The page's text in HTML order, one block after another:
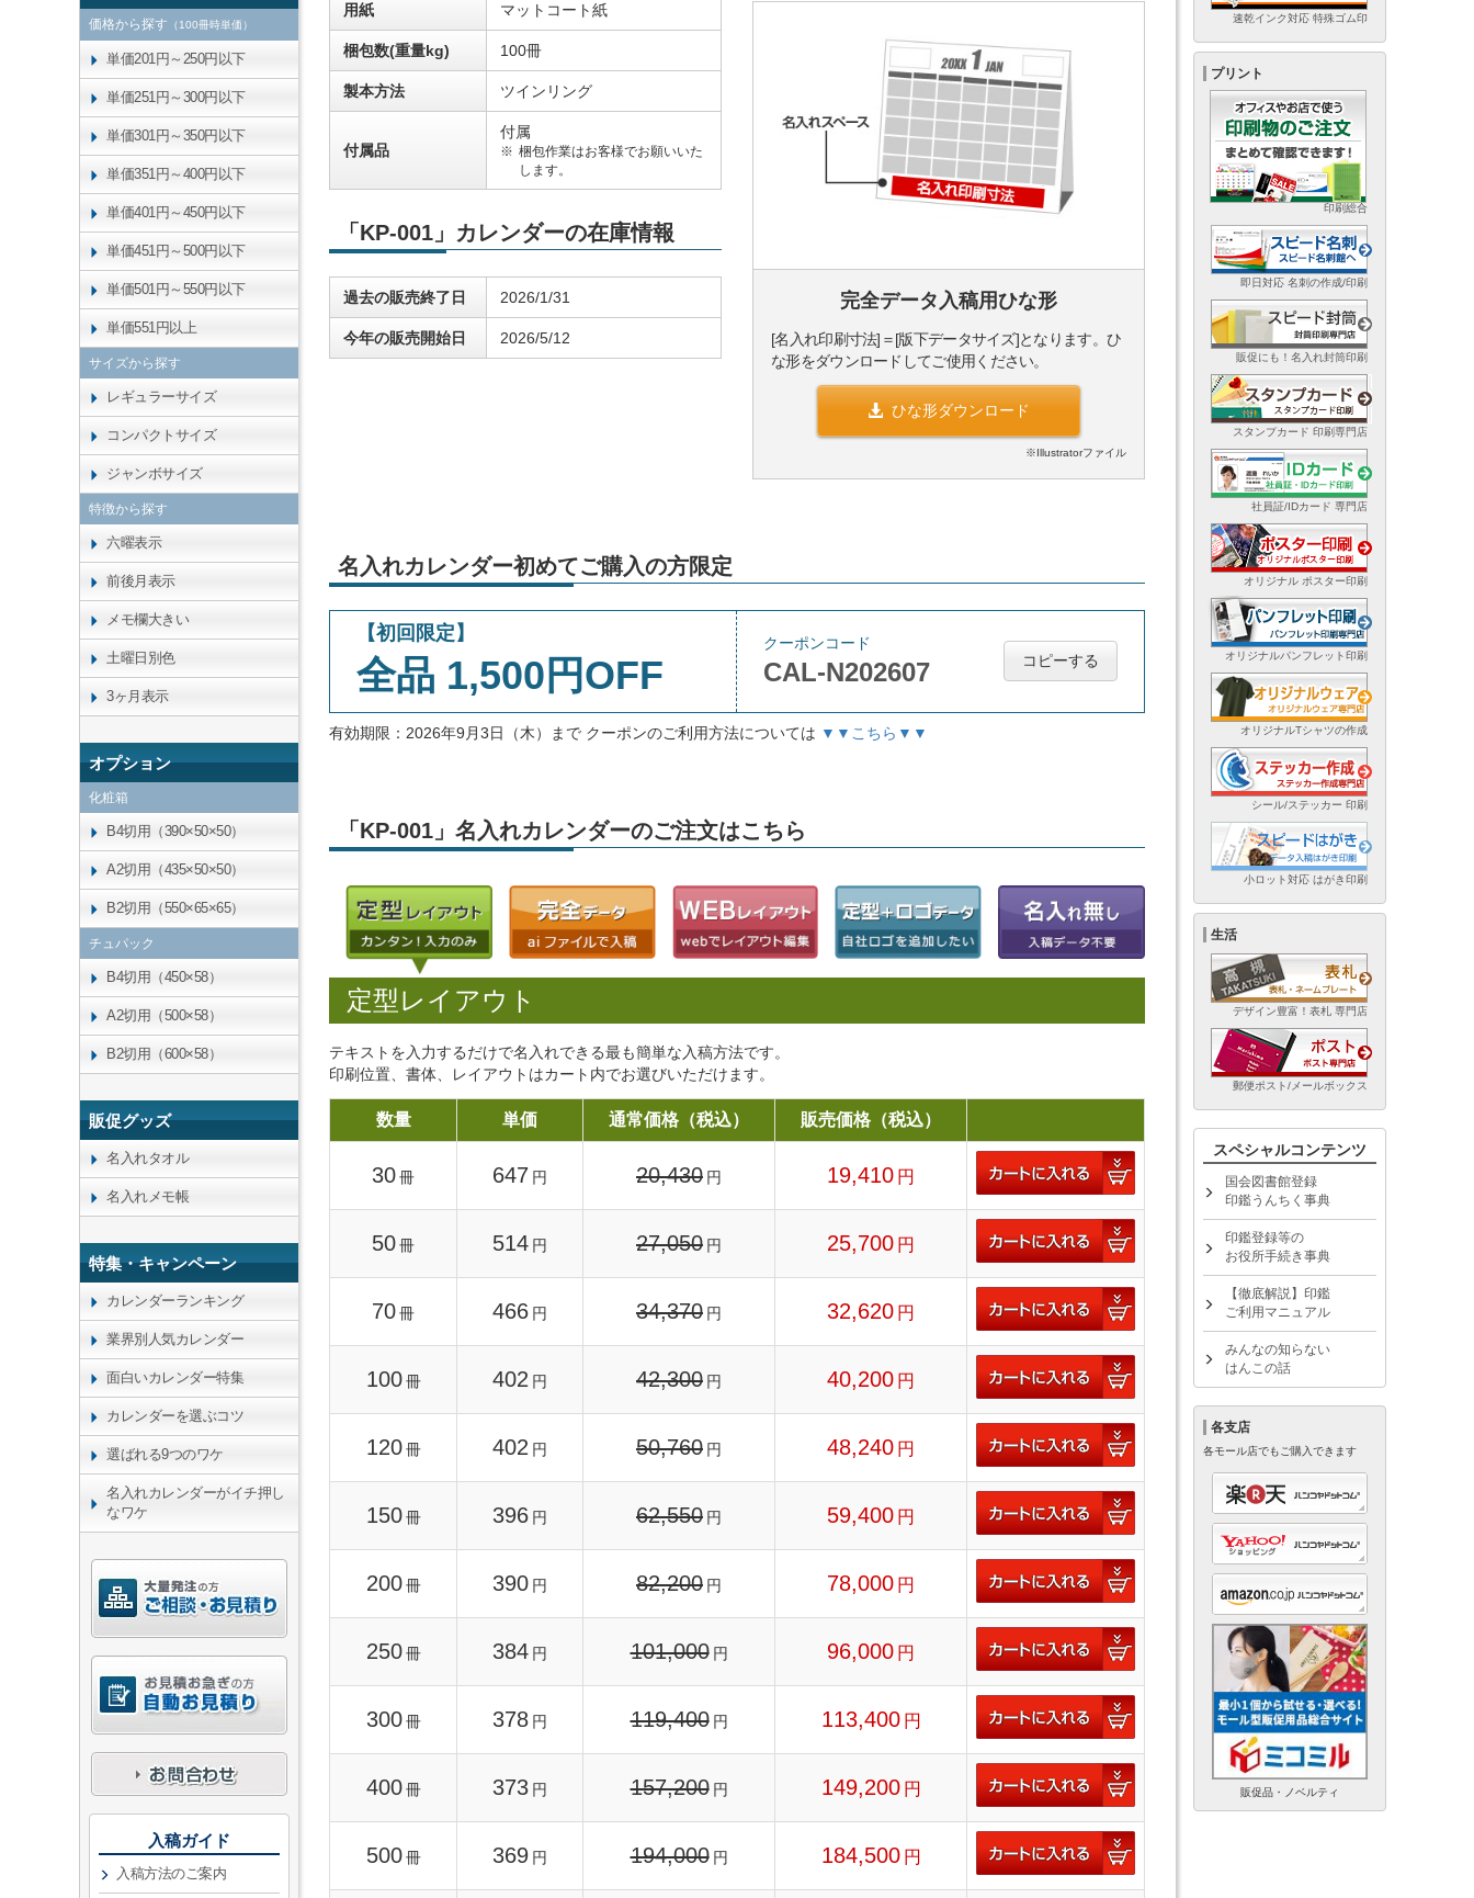
用紙 マットコート紙
梱包数(重量kg) 100冊
製本方法 ツインリング
付属品
付属
梱包作業はお客様でお願いいた
します。
「KP-001」カレンダーの在庫情報
過去の販売終了日 2026/1/31
今年の販売開始日 2026/5/12
完全データ入稿用ひな形
[名入れ印刷寸法]＝[版下データサイズ]となります。ひ
な形をダウンロードしてご使用ください。
ひな形ダウンロード
※Illustratorファイル
名入れカレンダー初めてご購入の方限定
【初回限定】
全品 1,500円OFF
クーポンコード
CAL-N202607 コピーする
有効期限：2026年9月3日（木）まで クーポンのご利用方法については ▼▼こちら▼▼
「KP-001」名入れカレンダーのご注文はこちら
定型レイアウト
テキストを入力するだけで名入れできる最も簡単な入稿方法です。
印刷位置、書体、レイアウトはカート内でお選びいただけます。
数量 単価 通常価格（税込） 販売価格（税込）
30冊 647 円 20,430 円 19,410 円
50冊 514 円 27,050 円 25,700 円
70冊 466 円 34,370 円 32,620 円
100 冊 402 円 42,300 円 40,200 円
120 冊 402 円 50,760 円 48,240 円
150 冊 396 円 62,550 円 59,400 円
200 冊 390 円 82,200 円 78,000 円
250 冊 384 円 101,000 円 96,000 円
300 冊 378 円 119,400 円 113,400 円
400 冊 373 円 157,200 円 149,200 円
500 冊 369 円 194,000 円 184,500 円
価格から探す （100冊時単価）
単価201円～250円以下
単価251円～300円以下
単価301円～350円以下
単価351円～400円以下
単価401円～450円以下
単価451円～500円以下
単価501円～550円以下
単価551円以上
サイズから探す
レギュラーサイズ
コンパクトサイズ
ジャンボサイズ
特徴から探す
六曜表示
前後月表示
メモ欄大きい
土曜日別色
3ヶ月表示
オプション
化粧箱
B4切用（390×50×50）
A2切用（435×50×50）
B2切用（550×65×65）
チュパック
B4切用（450×58）
A2切用（500×58）
B2切用（600×58）
販促グッズ
名入れタオル
名入れメモ帳
特集・キャンペーン
カレンダーランキング
業界別人気カレンダー
面白いカレンダー特集
カレンダーを選ぶコツ
選ばれる9つのワケ
名入れカレンダーがイチ押し
なワケ
入稿ガイド
入稿方法のご案内
速乾インク対応 特殊ゴム印
プリント
印刷総合
即日対応 名刺の作成/印刷
販促にも！名入れ封筒印刷
スタンプカード 印刷専門店
社員証/IDカード 専門店
オリジナル ポスター印刷
オリジナルパンフレット印刷
オリジナルTシャツの作成
シール/ステッカー 印刷
小ロット対応 はがき印刷
生活
デザイン豊富！表札 専門店
郵便ポスト/メールボックス
スペシャルコンテンツ
国会図書館登録
印鑑うんちく事典
印鑑登録等の
お役所手続き事典
【徹底解説】印鑑
ご利用マニュアル
みんなの知らない
はんこの話
各支店
各モール店でもご購入できます
販促品・ノベルティ